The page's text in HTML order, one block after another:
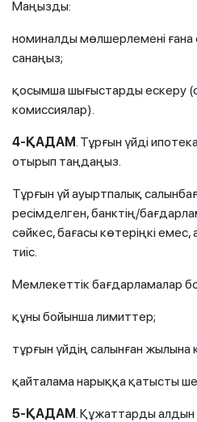
Маңызды:
номиналды мөлшерлемені
санаңыз;
қосымша шығыстарды ескеру
комиссиялар).
4-ҚАДАМ . Тұрғын үйді
отырып таңдаңыз.
Тұрғын үй ауыртпалық
ресімделген, банктің/
сәйкес, бағасы көтеріңкі
тиіс.
Мемлекеттік бағдарламалар
құны бойынша лимиттер;
тұрғын үйдің салынған жылына
қайталама нарыққа қатысты
5-ҚАДАМ . Құжаттарды